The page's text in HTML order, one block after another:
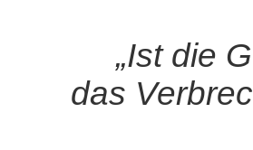
„Ist die
das